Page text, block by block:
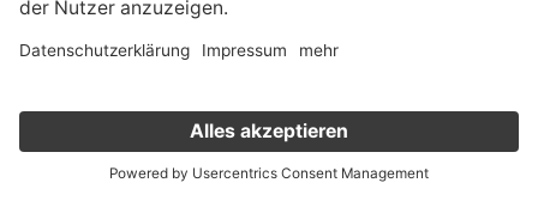
Verkauf deinen Gebrauchten online